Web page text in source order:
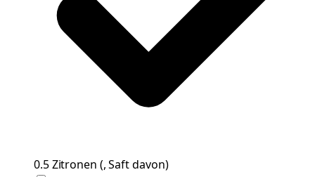
0.5Zitronen (, Saft davon)